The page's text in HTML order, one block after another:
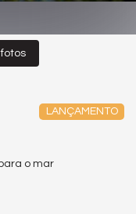
LANÇAMENTO
o mar